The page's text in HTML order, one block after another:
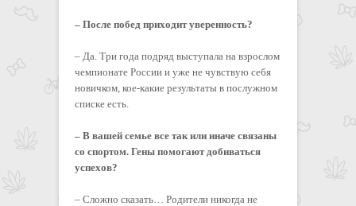
– После побед приходит уверенность?
– Да. Три года подряд выступала на взрослом
чемпионате России и уже не чувствую себя
новичком, кое-какие результаты в послужном
списке есть.
– В вашей семье все так или иначе связаны
со спортом. Гены помогают добиваться
успехов?
– Сложно сказать… Родители никогда не